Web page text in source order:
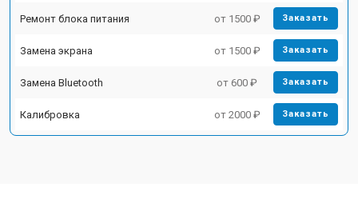
Ремонт блока питания от 1500 ₽ Заказать
Замена экрана от 1500 ₽ Заказать
Замена Bluetooth от 600 ₽ Заказать
Калибровка от 2000 ₽ Заказать